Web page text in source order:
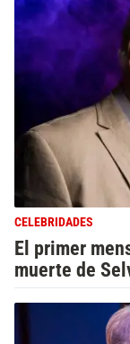
CELEBRIDADES
El primer
muerte de